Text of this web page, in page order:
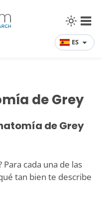
ES
de Grey
de Grey
cada una de las
tan bien te describe